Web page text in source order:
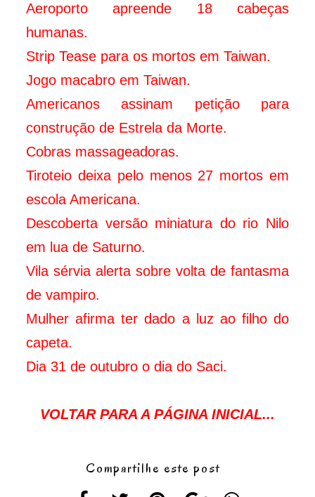
Aeroporto apreende 18 cabeças
humanas.
Strip Tease para os mortos em Taiwan.
Jogo macabro em Taiwan.
Americanos assinam petição para
construção de Estrela da Morte.
Cobras massageadoras.
Tiroteio deixa pelo menos 27 mortos em
escola Americana.
Descoberta versão miniatura do rio Nilo
em lua de Saturno.
Vila sérvia alerta sobre volta de fantasma
de vampiro.
Mulher afirma ter dado a luz ao filho do
capeta.
Dia 31 de outubro o dia do Saci.
VOLTAR PARA A PÁGINA INICIAL...
Compartilhe este post